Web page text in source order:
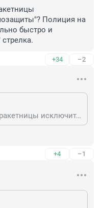
Полиция на
быстро и
+34 –2
В закрывающийся вагон с ракетницы исключительно "в целях самозащиты"? Полиция на видео как раз таки максимально быстро и аккуратно "нейтрализовали" стрелка.
+4 –1